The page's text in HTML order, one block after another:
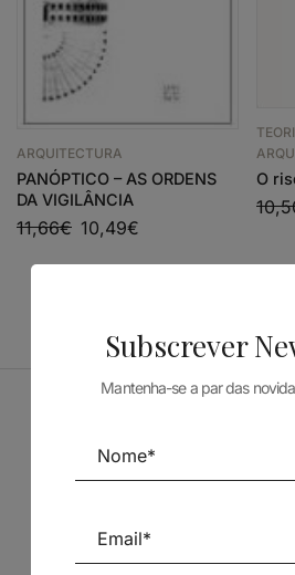
ARQUITECTURA
PANÓPTICO – AS ORDENS
DA VIGILÂNCIA
11,66€ 10,49€
O
Subscrever
Mantenha-se a par das